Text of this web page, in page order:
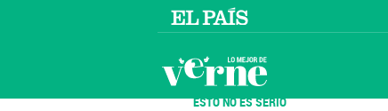
ESTO NO ES SERIO